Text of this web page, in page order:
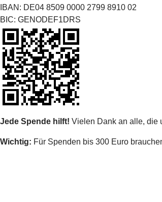
IBAN: DE04 8509 0000 2799 8910 02
BIC: GENODEF1DRS
Jede Spende hilft! Vielen Dank an alle, die
Wichtig: Für Spenden bis 300 Euro